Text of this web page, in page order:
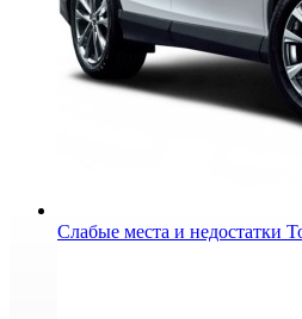
Слабые места и недостатки